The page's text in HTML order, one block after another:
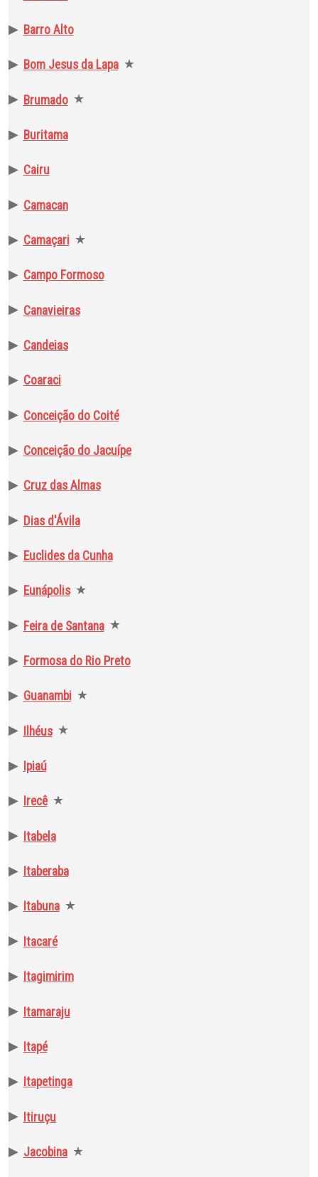
▶ Barro Alto
▶ Bom Jesus da Lapa ★
▶ Brumado ★
▶ Buritama
▶ Cairu
▶ Camacan
▶ Camaçari ★
▶ Campo Formoso
▶ Canavieiras
▶ Candeias
▶ Coaraci
▶ Conceição do Coité
▶ Conceição do Jacuípe
▶ Cruz das Almas
▶ Dias d'Ávila
▶ Euclides da Cunha
▶ Eunápolis ★
▶ Feira de Santana ★
▶ Formosa do Rio Preto
▶ Guanambi ★
▶ Ilhéus ★
▶ Ipiaú
▶ Irecê ★
▶ Itabela
▶ Itaberaba
▶ Itabuna ★
▶ Itacaré
▶ Itagimirim
▶ Itamaraju
▶ Itapé
▶ Itapetinga
▶ Itiruçu
▶ Jacobina ★